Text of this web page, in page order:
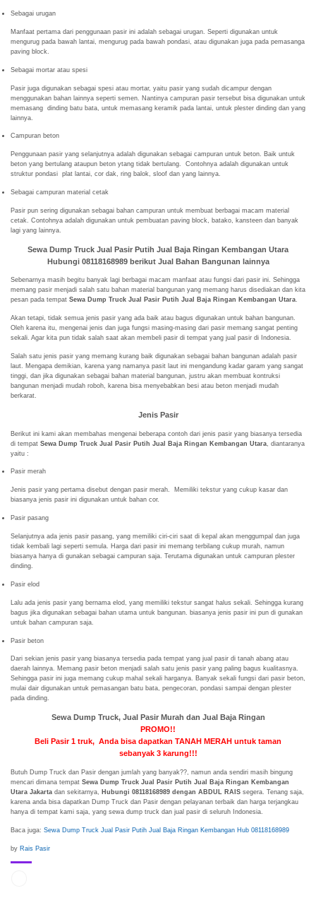
Sebagai urugan
Manfaat pertama dari penggunaan pasir ini adalah sebagai urugan. Seperti digunakan untuk
mengurug pada bawah lantai, mengurug pada bawah pondasi, atau digunakan juga pada pemasanga
paving block.
Sebagai mortar atau spesi
Pasir juga digunakan sebagai spesi atau mortar, yaitu pasir yang sudah dicampur dengan
menggunakan bahan lainnya seperti semen. Nantinya campuran pasir tersebut bisa digunakan untuk
memasang dinding batu bata, untuk memasang keramik pada lantai, untuk plester dinding dan yang
lainnya.
Campuran beton
Penggunaan pasir yang selanjutnya adalah digunakan sebagai campuran untuk beton. Baik untuk
beton yang bertulang ataupun beton ytang tidak bertulang. Contohnya adalah digunakan untuk
struktur pondasi plat lantai, cor dak, ring balok, sloof dan yang lainnya.
Sebagai campuran material cetak
Pasir pun sering digunakan sebagai bahan campuran untuk membuat berbagai macam material
cetak. Contohnya adalah digunakan untuk pembuatan paving block, batako, kansteen dan banyak
lagi yang lainnya.
Sewa Dump Truck Jual Pasir Putih Jual Baja Ringan Kembangan Utara
Hubungi 08118168989 berikutJual Bahan Bangunan lainnya
Sebenarnya masih begitu banyak lagi berbagai macam manfaat atau fungsi dari pasir ini. Sehingga
memang pasir menjadi salah satu bahan material bangunan yang memang harus disediakan dan kita
pesan pada tempat Sewa Dump Truck Jual Pasir Putih Jual Baja Ringan Kembangan Utara.
Akan tetapi, tidak semua jenis pasir yang ada baik atau bagus digunakan untuk bahan bangunan.
Oleh karena itu, mengenai jenis dan juga fungsi masing-masing dari pasir memang sangat penting
sekali. Agar kita pun tidak salah saat akan membeli pasir di tempat yang jual pasir di Indonesia.
Salah satu jenis pasir yang memang kurang baik digunakan sebagai bahan bangunan adalah pasir
laut. Mengapa demikian, karena yang namanya pasit laut ini mengandung kadar garam yang sangat
tinggi, dan jika digunakan sebagai bahan material bangunan, justru akan membuat kontruksi
bangunan menjadi mudah roboh, karena bisa menyebabkan besi atau beton menjadi mudah
berkarat.
Jenis Pasir
Berikut ini kami akan membahas mengenai beberapa contoh dari jenis pasir yang biasanya tersedia
di tempat Sewa Dump Truck Jual Pasir Putih Jual Baja Ringan Kembangan Utara , diantaranya
yaitu :
Pasir merah
Jenis pasir yang pertama disebut dengan pasir merah. Memiliki tekstur yang cukup kasar dan
biasanya jenis pasir ini digunakan untuk bahan cor.
Pasir pasang
Selanjutnya ada jenis pasir pasang, yang memiliki ciri-ciri saat di kepal akan menggumpal dan juga
tidak kembali lagi seperti semula. Harga dari pasir ini memang terbilang cukup murah, namun
biasanya hanya di gunakan sebagai campuran saja. Terutama digunakan untuk campuran plester
dinding.
Pasir elod
Lalu ada jenis pasir yang bernama elod, yang memiliki tekstur sangat halus sekali. Sehingga kurang
bagus jika digunakan sebagai bahan utama untuk bangunan. biasanya jenis pasir ini pun di gunakan
untuk bahan campuran saja.
Pasir beton
Dari sekian jenis pasir yang biasanya tersedia pada tempat yang jual pasir di tanah abang atau
daerah lainnya. Memang pasir beton menjadi salah satu jenis pasir yang paling bagus kualitasnya.
Sehingga pasir ini juga memang cukup mahal sekali harganya. Banyak sekali fungsi dari pasir beton,
mulai dair digunakan untuk pemasangan batu bata, pengecoran, pondasi sampai dengan plester
pada dinding.
Sewa Dump Truck, Jual Pasir Murah dan Jual Baja Ringan
PROMO!!
Beli Pasir 1 truk, Anda bisa dapatkan TANAH MERAH untuk taman
sebanyak 3 karung!!!
Butuh Dump Truck dan Pasir dengan jumlah yang banyak??, namun anda sendiri masih bingung
mencari dimana tempat Sewa Dump Truck Jual Pasir Putih Jual Baja Ringan Kembangan
Utara Jakarta dan sekitarnya, Hubungi 08118168989 dengan ABDUL RAIS segera. Tenang saja,
karena anda bisa dapatkan Dump Truck dan Pasir dengan pelayanan terbaik dan harga terjangkau
hanya di tempat kami saja, yang sewa dump truck dan jual pasir di seluruh Indonesia.
Baca juga: Sewa Dump Truck Jual Pasir Putih Jual Baja Ringan Kembangan Hub 08118168989
by Rais Pasir